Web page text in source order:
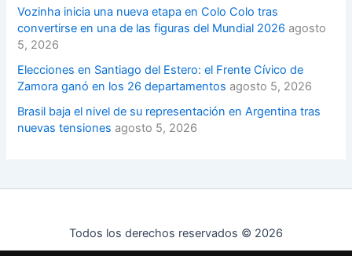
Vozinha inicia una nueva etapa en Colo Colo tras
convertirse en una de las figuras del Mundial 2026 agosto
5, 2026
Elecciones en Santiago del Estero: el Frente Cívico de
Zamora ganó en los 26 departamentos agosto 5, 2026
Brasil baja el nivel de su representación en Argentina tras
nuevas tensiones agosto 5, 2026
Todos los derechos reservados © 2026